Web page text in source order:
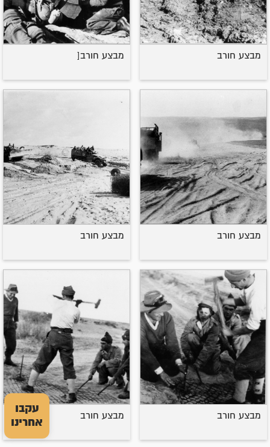
עקבו
אחרינו
מבצע חורב מבצע חורב[
מבצע חורב מבצע חורב
מבצע חורב מבצע חורב